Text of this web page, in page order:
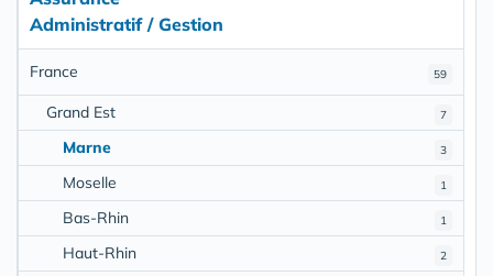
Administratif / Gestion
59
France
7
Grand Est
3
Marne
1
Moselle
1
Bas-Rhin
2
Haut-Rhin